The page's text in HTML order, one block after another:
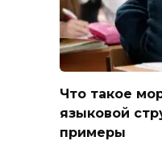
Что такое
языковой
примеры